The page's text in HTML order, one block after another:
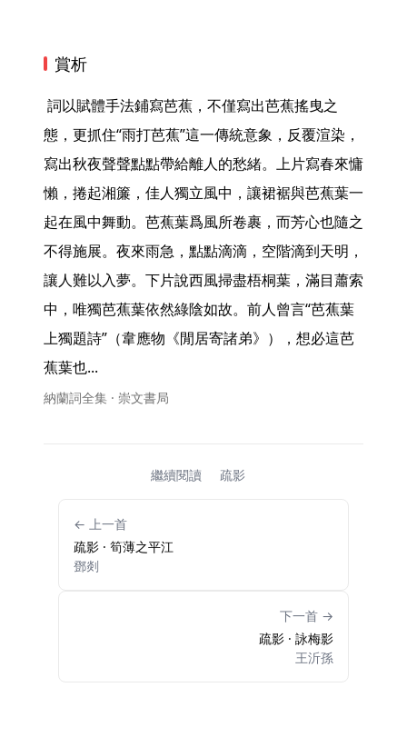
賞析
態，更抓住“雨打芭蕉”這一傳統意象，反覆渲染，
寫出秋夜聲聲點點帶給離人的愁緒。上片寫春來慵
懶，捲起湘簾，佳人獨立風中，讓裙裾與芭蕉葉一
起在風中舞動。芭蕉葉爲風所卷裹，而芳心也隨之
不得施展。夜來雨急，點點滴滴，空階滴到天明，
讓人難以入夢。下片說西風掃盡梧桐葉，滿目蕭索
中，唯獨芭蕉葉依然綠陰如故。前人曾言“芭蕉葉
上獨題詩”（韋應物《閒居寄諸弟》），想必這芭
蕉葉也...
納蘭詞全集 · 崇文書局
繼續閱讀 疏影
← 上一首
疏影 · 筍薄之平江
鄧剡
下一首 →
疏影 · 詠梅影
王沂孫